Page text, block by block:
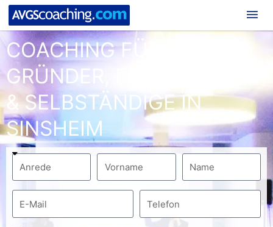
COACHING FÜR
GRÜNDER, FREIBERUFLER
& SELBSTÄNDIGE IN
SINSHEIM